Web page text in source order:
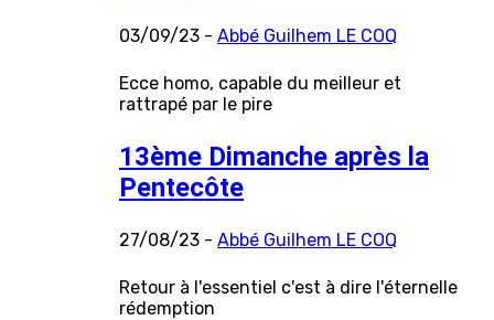
03/09/23 - Abbé Guilhem LE COQ
Ecce homo, capable du meilleur et
rattrapé par le pire
13ème Dimanche après la
Pentecôte
27/08/23 - Abbé Guilhem LE COQ
Retour à l'essentiel c'est à dire l'éternelle
rédemption